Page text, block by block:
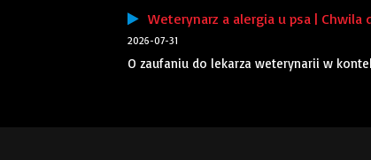
Weterynarz a alergia u psa | Chwila
2026-07-31
O zaufaniu do lekarza weterynarii w